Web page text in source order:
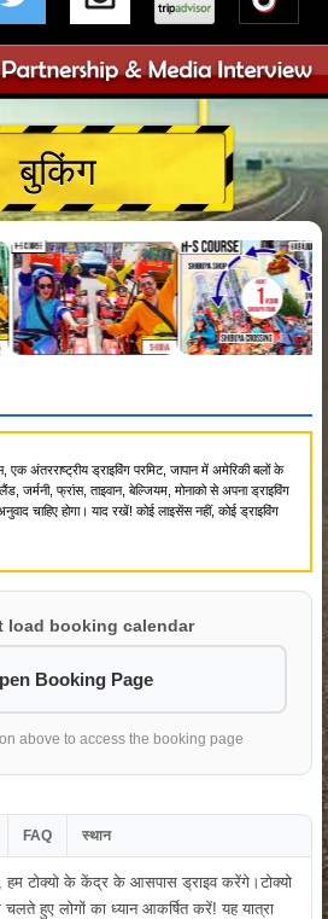
बुकिंग
एक अंतरराष्ट्रीय ड्राइविंग परमिट, जापान में अमेरिकी बलों के
फ्रांस, ताइवान, बेल्जियम, मोनाको से अपना ड्राइविंग
चाहिए होगा। याद रखें! कोई लाइसेंस नहीं, कोई ड्राइविंग
load booking calendar
Booking Page
above to access the booking page
FAQ स्थान
टोक्यो के केंद्र के आसपास ड्राइव करेंगे।टोक्यो
हुए लोगों का ध्यान आकर्षित करें! यह यात्रा